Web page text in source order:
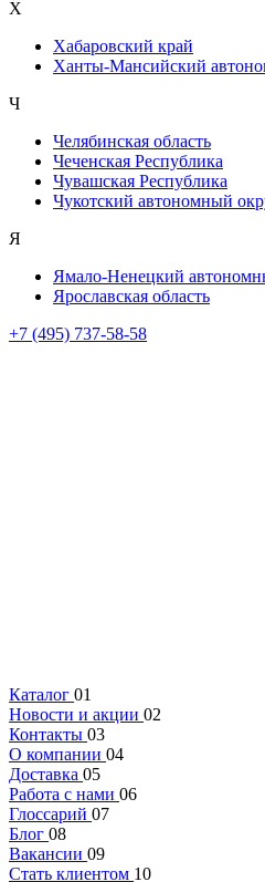
Х
Хабаровский край
Ханты-Мансийский
Ч
Челябинская область
Чеченская Республика
Чувашская Республика
Чукотский автономный
Я
Ямало-Ненецкий
Ярославская область
+7 (495) 737-58-58
Каталог 01
Новости и акции 02
Контакты 03
О компании 04
Доставка 05
Работа с нами 06
Глоссарий 07
Блог 08
Вакансии 09
Стать клиентом 10